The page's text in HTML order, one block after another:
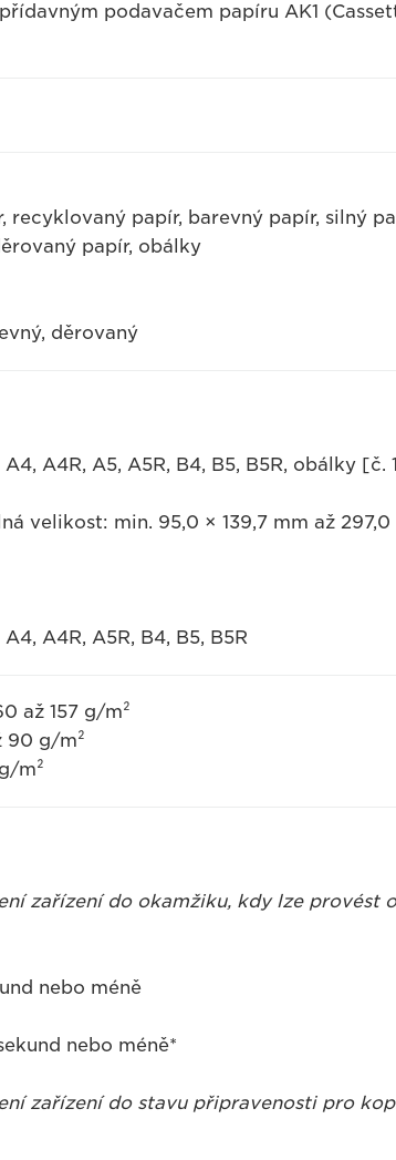
podavačem papíru AK1
recyklovaný papír, barevný papír, silný
papír, obálky
děrovaný
A4R, A5, A5R, B4, B5, B5R, obálky [č.
velikost: min. 95,0 × 139,7 mm až 297,0
A4R, A5R, B4, B5, B5R
až 157 g/m²
90 g/m²
m²
zařízení do okamžiku, kdy lze provést
nebo méně
nebo méně*
zařízení do stavu připravenosti pro